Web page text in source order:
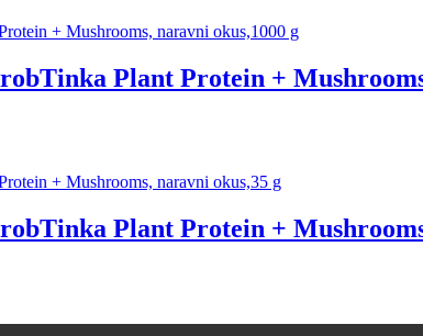
Plant Protein +
Plant Protein +